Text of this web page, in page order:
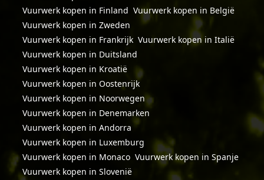
Vuurwerk kopen in Finland Vuurwerk kopen in België
Vuurwerk kopen in Zweden
Vuurwerk kopen in Frankrijk Vuurwerk kopen in Italië
Vuurwerk kopen in Duitsland
Vuurwerk kopen in Kroatië
Vuurwerk kopen in Oostenrijk
Vuurwerk kopen in Noorwegen
Vuurwerk kopen in Denemarken
Vuurwerk kopen in Andorra
Vuurwerk kopen in Luxemburg
Vuurwerk kopen in Monaco Vuurwerk kopen in Spanje
Vuurwerk kopen in Slovenië